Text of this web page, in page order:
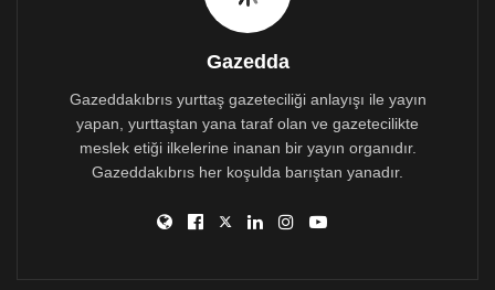
Pandeminin başlangıcından bu yana yaklaşık 25 bin
kişinin koronavirüs nedeniyle hayatını kaybettiği
Tunus’ta Omicron varyantının yayılması nedeniyle bazı
ülkelere seyahat kısıtlamaları uygulanıyor.
Omicron varyantıyla ilgili 3 Aralık Cuma günü Twitter
üzerinden açıklama yapan TC Sağlık Bakanı Fahrettin
Koca ise Omicron varyantına Türkiye’de
rastlanılmadığını belirmişti.
Gazedda
Gazeddakıbrıs yurttaş gazeteciliği anlayışı ile yayın
yapan, yurttaştan yana taraf olan ve gazetecilikte
meslek etiği ilkelerine inanan bir yayın organıdır.
Gazeddakıbrıs her koşulda barıştan yanadır.